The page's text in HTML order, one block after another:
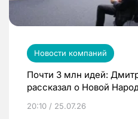
Новости компаний
Почти 3 млн идей:
рассказал о Новой
20:10 / 25.07.26